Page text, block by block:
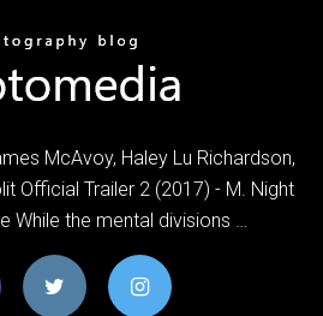
McAvoy, Haley Lu Richardson,
Official Trailer 2 (2017) - M. Night
While the mental divisions …